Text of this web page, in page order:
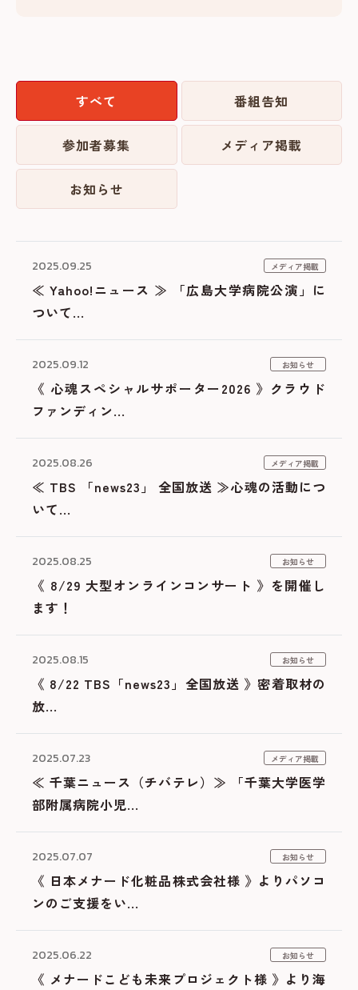
すべて 番組告知
参加者募集 メディア掲載
お知らせ
2025.09.25 メディア掲載
≪ Yahoo!ニュース ≫ 「広島大学病院公演」に
ついて...
2025.09.12 お知らせ
《 心魂スペシャルサポーター2026 》クラウド
ファンディン...
2025.08.26 メディア掲載
≪ TBS 「news23」 全国放送 ≫心魂の活動につ
いて...
2025.08.25 お知らせ
《 8/29 大型オンラインコンサート 》を開催し
ます！
2025.08.15 お知らせ
《 8/22 TBS「news23」全国放送 》密着取材の
放...
2025.07.23 メディア掲載
≪ 千葉ニュース（チバテレ）≫ 「千葉大学医学
部附属病院小児...
2025.07.07 お知らせ
《 日本メナード化粧品株式会社様 》よりパソコ
ンのご支援をい...
2025.06.22 お知らせ
《 メナードこども未来プロジェクト様 》より海